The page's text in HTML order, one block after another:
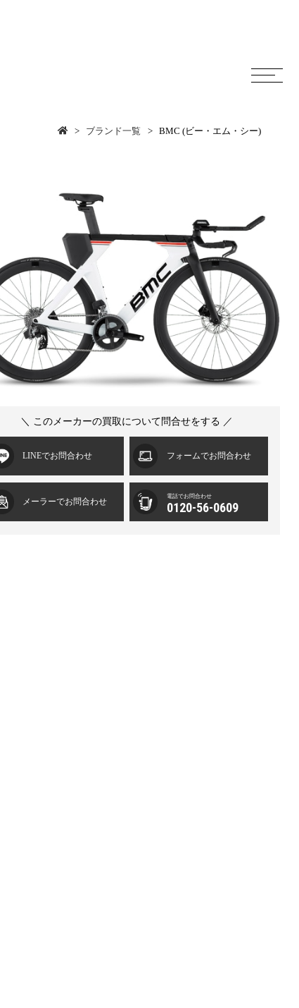
ブランド一覧 BMC (ビー・エム・シー)
＼ このメーカーの買取について問合せをする ／
LINEでお問合わせ フォームでお問合わせ
メーラーでお問合わせ
電話でお問合わせ
0120-56-0609